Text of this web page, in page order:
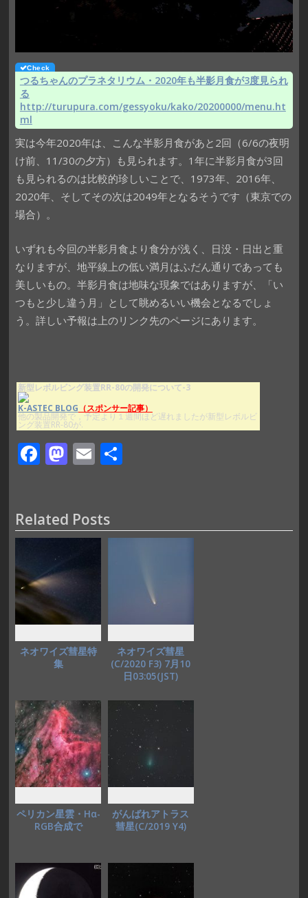
つるちゃんのプラネタリウム・2020年も半影月食が3度見られ
る
http://turupura.com/gessyoku/kako/20200000/menu.ht
ml
実は今年2020年は、こんな半影月食があと2回（6/6の夜明
け前、11/30の夕方）も見られます。1年に半影月食が3回
も見られるのは比較的珍しいことで、1973年、2016年、
2020年、そしてその次は2049年となるそうです（東京での
場合）。
いずれも今回の半影月食より食分が浅く、日没・日出と重
なりますが、地平線上の低い満月はふだん通りであっても
美しいもの。半影月食は地味な現象ではありますが、「い
つもと少し違う月」として眺めるいい機会となるでしょ
う。詳しい予報は上のリンク先のページにあります。
新型レボルビング装置RR-80の開発について-3
K-ASTEC BLOG （スポンサー記事）
他の製品開発で，予定より１週間ほど遅れましたが新型レボルビ
ング装置RR-80が.
F
b
o
o
k
M
d
o
n
E
l
共
Related Posts
ネオワイズ彗星特
集
ネオワイズ彗星
(C/2020 F3) 7月10
日03:05(JST)
ペリカン星雲・Hα-
RGB合成で
がんばれアトラス
彗星(C/2019 Y4)